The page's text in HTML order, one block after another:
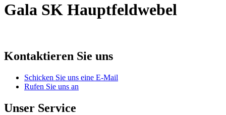
Gala SK Hauptfeldwebel
Kontaktieren Sie uns
Schicken Sie uns eine E-Mail
Rufen Sie uns an
Unser Service